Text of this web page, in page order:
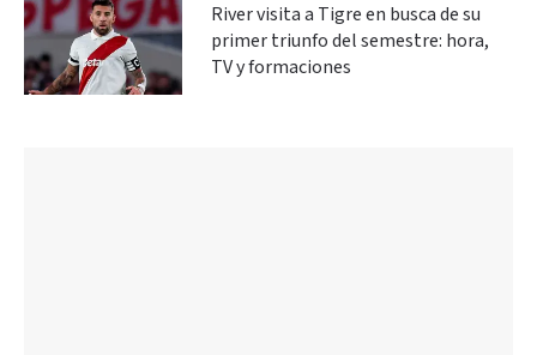
River visita a Tigre en busca de su
primer triunfo del semestre: hora,
TV y formaciones